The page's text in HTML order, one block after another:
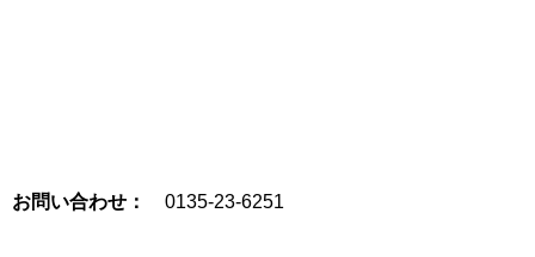
お問い合わせ： 0135-23-6251